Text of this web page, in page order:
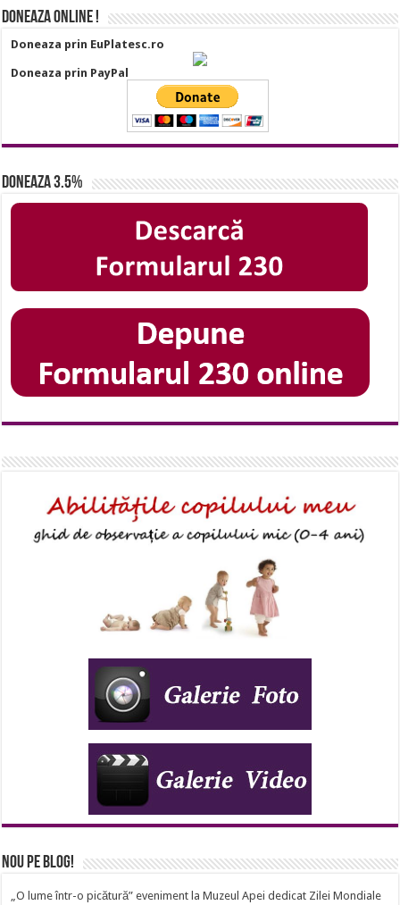
Doneaza online !
Doneaza prin EuPlatesc.ro
Doneaza prin PayPal
Doneaza 3.5%
Nou pe Blog!
„O lume într-o picătură” eveniment la Muzeul Apei dedicat Zilei Mondiale